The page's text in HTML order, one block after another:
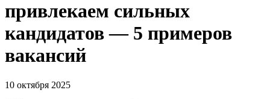
привлекаем сильных
кандидатов — 5 примеров
вакансий
10 октября 2025